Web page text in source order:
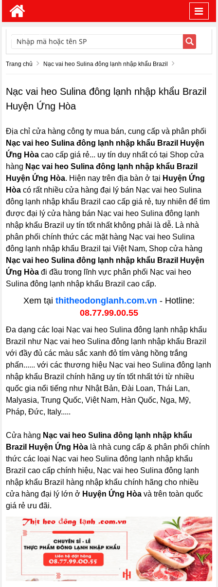
TÌM KIẾM
Trang chủ Nạc vai heo Sulina đông lạnh nhập khẩu Brazil
Nạc vai heo Sulina đông lạnh nhập khẩu Brazil
Huyện Ứng Hòa
Địa chỉ cửa hàng công ty mua bán, cung cấp và phân phối
Nạc vai heo Sulina đông lạnh nhập khẩu Brazil Huyện
Ứng Hòa cao cấp giá rẻ... uy tín duy nhất có tại Shop cửa
hàng Nạc vai heo Sulina đông lạnh nhập khẩu Brazil
Huyện Ứng Hòa. Hiện nay trên địa bàn ở tại Huyện Ứng
Hòa có rất nhiều cửa hàng đại lý bán Nạc vai heo Sulina
đông lạnh nhập khẩu Brazil cao cấp giá rẻ, tuy nhiên để tìm
được đại lý cửa hàng bán Nạc vai heo Sulina đông lạnh
nhập khẩu Brazil uy tín tốt nhất không phải là dễ. Là nhà
phân phối chính thức các mặt hàng Nạc vai heo Sulina
đông lạnh nhập khẩu Brazil tại Việt Nam, Shop cửa hàng
Nạc vai heo Sulina đông lạnh nhập khẩu Brazil Huyện
Ứng Hòa đi đầu trong lĩnh vực phân phối Nạc vai heo
Sulina đông lạnh nhập khẩu Brazil cao cấp.
Xem tại thitheodonglanh.com.vn - Hotline:
08.77.99.00.55
Đa dạng các loại Nạc vai heo Sulina đông lạnh nhập khẩu
Brazil như Nạc vai heo Sulina đông lạnh nhập khẩu Brazil
với đầy đủ các màu sắc xanh đỏ tím vàng hồng trắng
phấn...... với các thương hiệu Nạc vai heo Sulina đông lạnh
nhập khẩu Brazil chính hãng uy tín tốt nhất tới từ nhiều
quốc gia nổi tiếng như Nhật Bản, Đài Loan, Thái Lan,
Malyasia, Trung Quốc, Việt Nam, Hàn Quốc, Nga, Mỹ,
Pháp, Đức, Italy.....
Cửa hàng Nạc vai heo Sulina đông lạnh nhập khẩu
Brazil Huyện Ứng Hòa là nhà cung cấp & phân phối chính
thức các loại Nạc vai heo Sulina đông lạnh nhập khẩu
Brazil cao cấp chính hiệu, Nạc vai heo Sulina đông lạnh
nhập khẩu Brazil hàng nhập khẩu chính hãng cho nhiều
cửa hàng đại lý lớn ở Huyện Ứng Hòa và trên toàn quốc
giá rẻ ưu đãi.